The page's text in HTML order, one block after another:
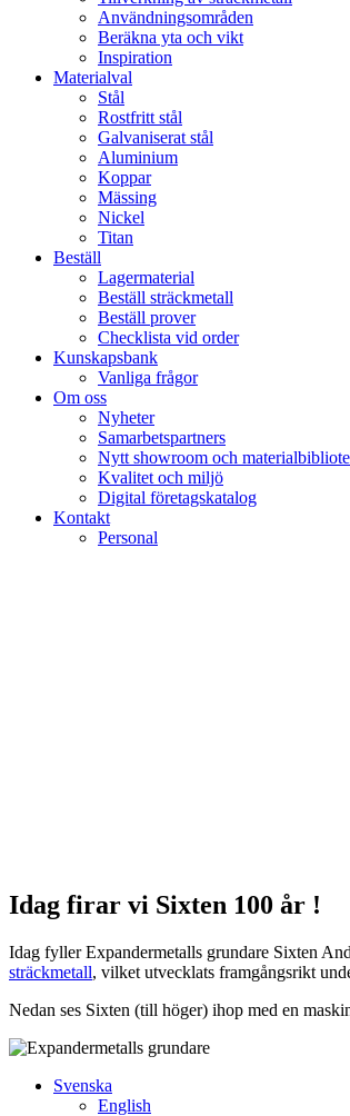
Användningsområden
Beräkna yta och vikt
Inspiration
Materialval
Stål
Rostfritt stål
Galvaniserat stål
Aluminium
Koppar
Mässing
Nickel
Titan
Beställ
Lagermaterial
Beställ sträckmetall
Beställ prover
Checklista vid order
Kunskapsbank
Vanliga frågor
Om oss
Nyheter
Samarbetspartners
Nytt showroom och
Kvalitet och miljö
Digital företagskatalog
Kontakt
Personal
Idag firar vi Sixten 100 år !
Idag fyller Expandermetalls grundare Sixten
sträckmetall, vilket utvecklats framgångsrikt
Nedan ses Sixten (till höger) ihop med en
Svenska
English